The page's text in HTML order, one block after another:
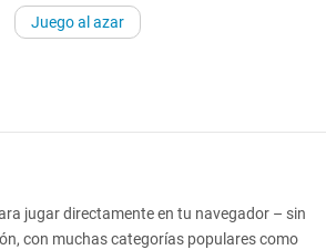
Juego al azar
jugar directamente en tu navegador – sin
con muchas categorías populares como